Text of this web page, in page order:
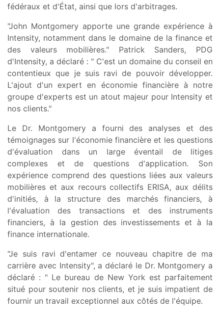
fédéraux et d'État, ainsi que lors d'arbitrages.
"John Montgomery apporte une grande expérience à
Intensity, notamment dans le domaine de la finance et
des valeurs mobilières." Patrick Sanders, PDG
d'Intensity, a déclaré : " C'est un domaine du conseil en
contentieux que je suis ravi de pouvoir développer.
L'ajout d'un expert en économie financière à notre
groupe d'experts est un atout majeur pour Intensity et
nos clients."
Le Dr. Montgomery a fourni des analyses et des
témoignages sur l'économie financière et les questions
d'évaluation dans un large éventail de litiges
complexes et de questions d'application. Son
expérience comprend des questions liées aux valeurs
mobilières et aux recours collectifs ERISA, aux délits
d'initiés, à la structure des marchés financiers, à
l'évaluation des transactions et des instruments
financiers, à la gestion des investissements et à la
finance internationale.
"Je suis ravi d'entamer ce nouveau chapitre de ma
carrière avec Intensity", a déclaré le Dr. Montgomery a
déclaré : " Le bureau de New York est parfaitement
situé pour soutenir nos clients, et je suis impatient de
fournir un travail exceptionnel aux côtés de l'équipe.